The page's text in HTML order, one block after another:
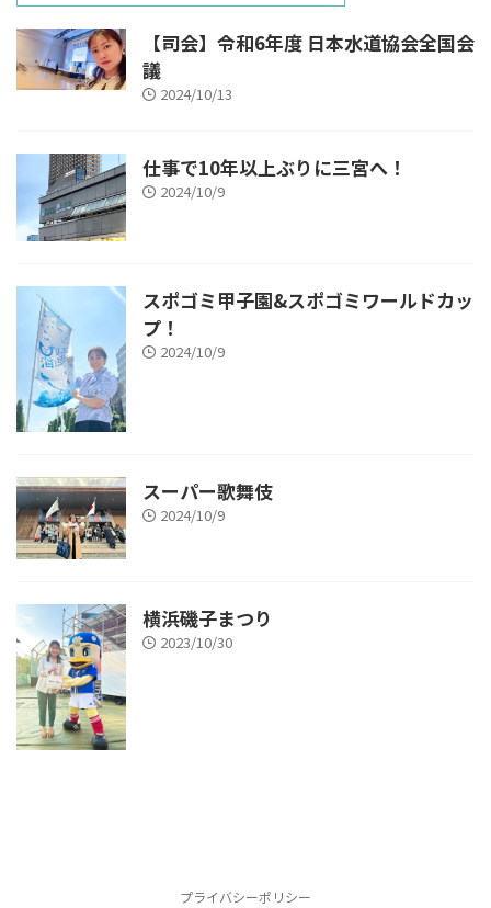
【司会】令和6年度 日本水道協会全国会
議
2024/10/13
仕事で10年以上ぶりに三宮へ！
2024/10/9
スポゴミ甲子園&スポゴミワールドカッ
プ！
2024/10/9
スーパー歌舞伎
2024/10/9
横浜磯子まつり
2023/10/30
プライバシーポリシー